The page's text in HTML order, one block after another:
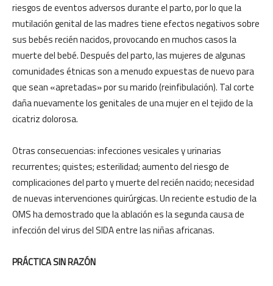
riesgos de eventos adversos durante el parto, por lo que la
mutilación genital de las madres tiene efectos negativos sobre
sus bebés recién nacidos, provocando en muchos casos la
muerte del bebé. Después del parto, las mujeres de algunas
comunidades étnicas son a menudo expuestas de nuevo para
que sean «apretadas» por su marido (reinfibulación). Tal corte
daña nuevamente los genitales de una mujer en el tejido de la
cicatriz dolorosa.
Otras consecuencias: infecciones vesicales y urinarias
recurrentes; quistes; esterilidad; aumento del riesgo de
complicaciones del parto y muerte del recién nacido; necesidad
de nuevas intervenciones quirúrgicas. Un reciente estudio de la
OMS ha demostrado que la ablación es la segunda causa de
infección del virus del SIDA entre las niñas africanas.
PRÁCTICA SIN RAZÓN